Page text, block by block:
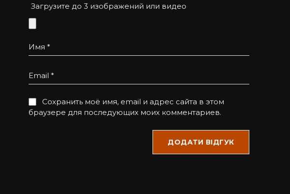
Загрузите до 3 изображений или видео
Имя*
Email*
Сохранить моё имя, email и адрес сайта в этом
браузере для последующих моих комментариев.